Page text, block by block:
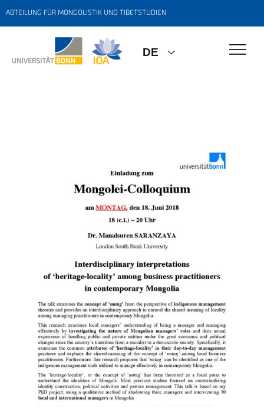
ABTEILUNG FÜR MONGOLISTIK UND TIBETSTUDIEN
DE